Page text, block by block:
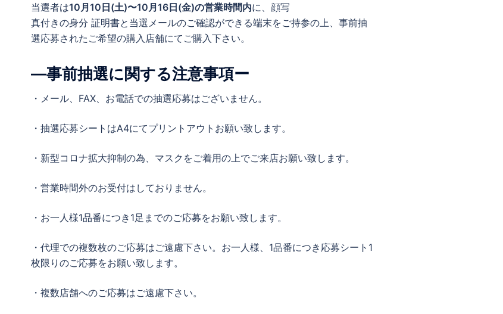
当選者は10月10日(土)〜10月16日(金)の営業時間内に、顔写
真付きの身分 証明書と当選メールのご確認ができる端末をご持参の上、事前抽
選応募されたご希望の購入店舗にてご購入下さい。
—事前抽選に関する注意事項ー
・メール、FAX、お電話での抽選応募はございません。
・抽選応募シートはA4にてプリントアウトお願い致します。
・新型コロナ拡大抑制の為、マスクをご着用の上でご来店お願い致します。
・営業時間外のお受付はしておりません。
・お一人様1品番につき1足までのご応募をお願い致します。
・代理での複数枚のご応募はご遠慮下さい。お一人様、1品番につき応募シート1
枚限りのご応募をお願い致します。
・複数店舗へのご応募はご遠慮下さい。